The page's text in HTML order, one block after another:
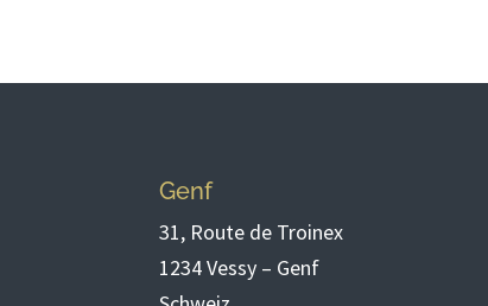
Genf
31, Route de Troinex
1234 Vessy – Genf